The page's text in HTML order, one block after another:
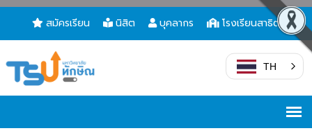
สมัครเรียน นิสิต บุคลากร โรงเรียนสาธิต
TH